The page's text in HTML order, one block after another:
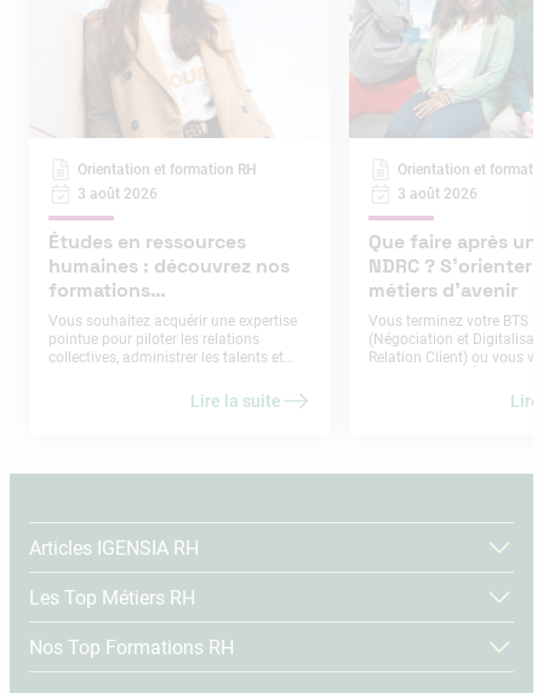
Orientation et formation RH
3 août 2026
Études en ressources
humaines : découvrez nos
formations
professionnalisantes
Vous souhaitez acquérir une expertise
pointue pour piloter les relations
collectives, administrer les talents et
études en ressources humaines à Paris,
Lire la suite
Orientation et
3 août 2026
Que faire après un
NDRC ? S’orienter
métiers d’avenir
Vous terminez votre BTS
(Négociation et
Relation Client) ou vous
Ce cursus de niveau
de compétences
professionnelle
l’évolution constante des
relation client et la
l’environnement
une large part des
grandes voies s’offrent à
Articles IGENSIA RH
Les Top Métiers RH
Nos Top Formations RH